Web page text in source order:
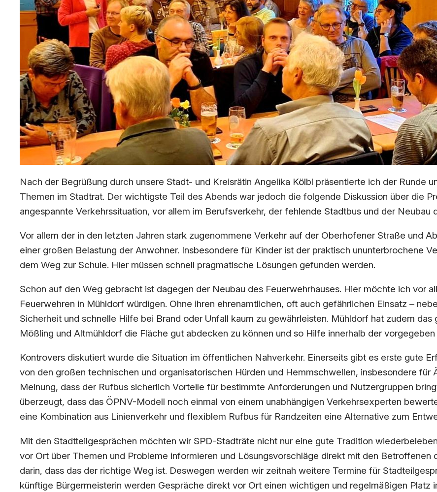
Nach der Begrüßung durch unsere Stadt- und Kreisrätin Angelika Kölbl präsentierte ich der Runde
Themen im Stadtrat. Der wichtigste Teil des Abends war jedoch die folgende Diskussion über die
angespannte Verkehrssituation, vor allem im Berufsverkehr, der fehlende Stadtbus und der Neubau
Vor allem der in den letzten Jahren stark zugenommene Verkehr auf der Oberhofener Straße und
einer großen Belastung der Anwohner. Insbesondere für Kinder ist der praktisch ununterbrochene
dem Weg zur Schule. Hier müssen schnell pragmatische Lösungen gefunden werden.
Schon auf den Weg gebracht ist dagegen der Neubau des Feuerwehrhauses. Hier möchte ich vor
Feuerwehren in Mühldorf würdigen. Ohne ihren ehrenamtlichen, oft auch gefährlichen Einsatz –
Sicherheit und schnelle Hilfe bei Brand oder Unfall kaum zu gewährleisten. Mühldorf hat zudem
Mößling und Altmühldorf die Fläche gut abdecken zu können und so Hilfe innerhalb der
Kontrovers diskutiert wurde die Situation im öffentlichen Nahverkehr. Einerseits gibt es erste gute
von den großen technischen und organisatorischen Hürden und Hemmschwellen, insbesondere
Meinung, dass der Rufbus sicherlich Vorteile für bestimmte Anforderungen und Nutzergruppen
überzeugt, dass das ÖPNV-Modell noch einmal von einem unabhängigen Verkehrsexperten
eine Kombination aus Linienverkehr und flexiblem Rufbus für Randzeiten eine Alternative zum
Mit den Stadtteilgesprächen möchten wir SPD-Stadträte nicht nur eine gute Tradition
vor Ort über Themen und Probleme informieren und Lösungsvorschläge direkt mit den Betroffenen
darin, dass das der richtige Weg ist. Deswegen werden wir zeitnah weitere Termine für
künftige Bürgermeisterin werden Gespräche direkt vor Ort einen wichtigen und regelmäßigen Platz